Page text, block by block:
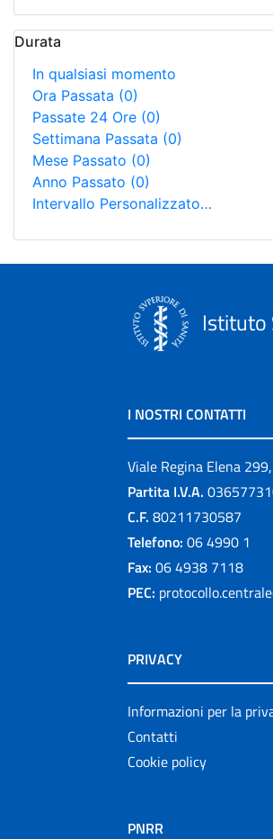
Durata
In qualsiasi momento
Ora Passata (0)
Passate 24 Ore (0)
Settimana Passata (0)
Mese Passato (0)
Anno Passato (0)
Intervallo Personalizzato…
Istituto
I NOSTRI CONTATTI
Viale Regina Elena
Partita I.V.A.
C.F. 80211730587
Telefono: 06 4990 1
Fax: 06 4938 7118
PEC:
PRIVACY
Informazioni per la
Contatti
Cookie policy
PNRR